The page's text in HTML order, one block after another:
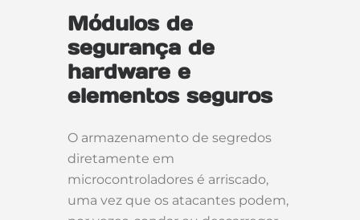
Módulos de
segurança de
hardware e
elementos seguros
O armazenamento de segredos
diretamente em
microcontroladores é arriscado,
uma vez que os atacantes podem,